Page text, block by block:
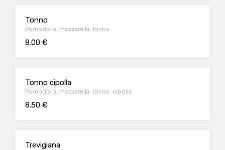
Tonno
Pomodoro, mozzarella, tonno
8.00 €
Tonno cipolla
Pomodoro, mozzarella, tonno, cipolla
8.50 €
Trevigiana